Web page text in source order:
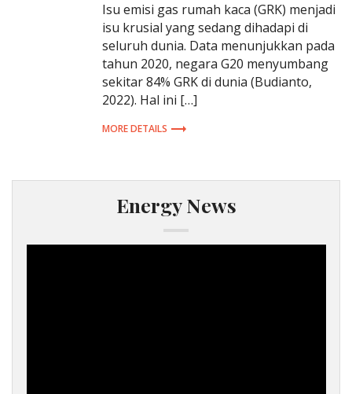
Isu emisi gas rumah kaca (GRK) menjadi
isu krusial yang sedang dihadapi di
seluruh dunia. Data menunjukkan pada
tahun 2020, negara G20 menyumbang
sekitar 84% GRK di dunia (Budianto,
2022). Hal ini […]
MORE DETAILS
Energy News